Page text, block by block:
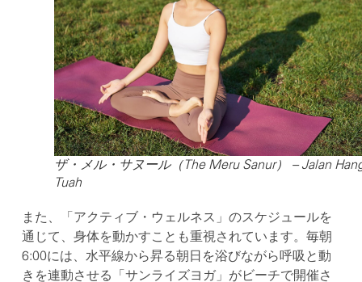
ザ・メル・サヌール（The Meru Sanur） – Jalan
Tuah
また、「アクティブ・ウェルネス」のスケジュールを
通じて、身体を動かすことも重視されています。毎朝
6:00には、水平線から昇る朝日を浴びながら呼吸と動
きを連動させる「サンライズヨガ」がビーチで開催さ